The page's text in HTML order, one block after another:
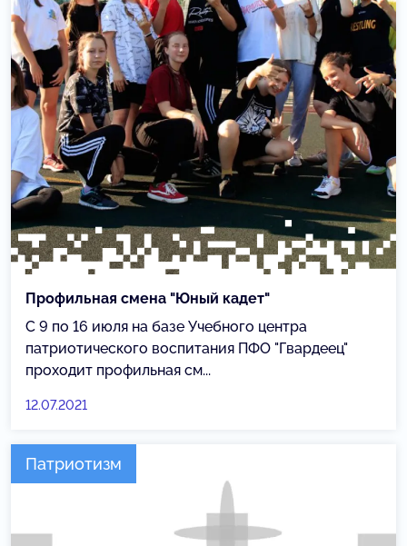
Профильная смена "Юный кадет"
С 9 по 16 июля на базе Учебного центра
патриотического воспитания ПФО "Гвардеец"
проходит профильная см...
12.07.2021
Патриотизм